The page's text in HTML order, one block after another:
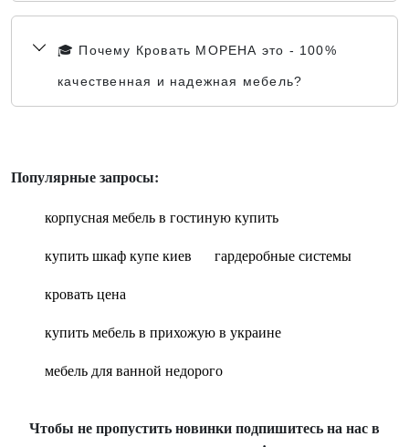
🎓 Почему Кровать МОРЕНА это - 100%
качественная и надежная мебель?
Популярные запросы:
корпусная мебель в гостиную купить
купить шкаф купе киев
гардеробные системы
кровать цена
купить мебель в прихожую в украине
мебель для ванной недорого
Чтобы не пропустить новинки подпишитесь на нас в